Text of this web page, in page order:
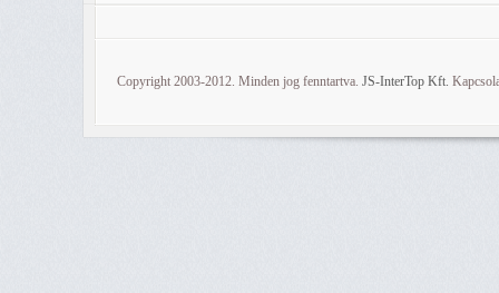
Copyright 2003-2012. Minden jog fenntartva. JS-InterTop Kft.